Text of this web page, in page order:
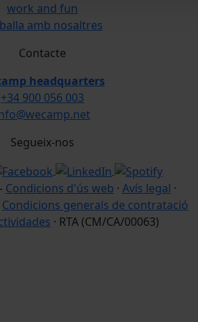
work and fun
amb nosaltres
Contacte
headquarters
+34 900 056 003
Segueix-nos
Condicions d'ús web · Avís legal ·
Condicions generals de contratació
· RTA (CM/CA/00063)